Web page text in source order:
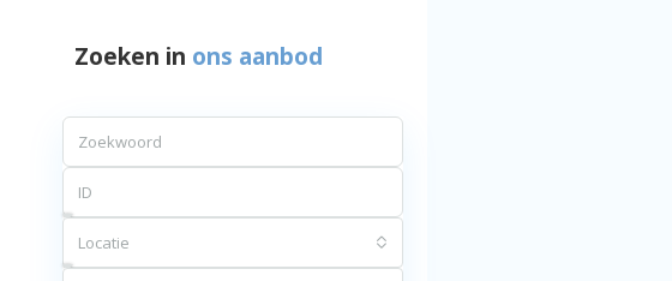
Zoeken in ons aanbod
Locatie